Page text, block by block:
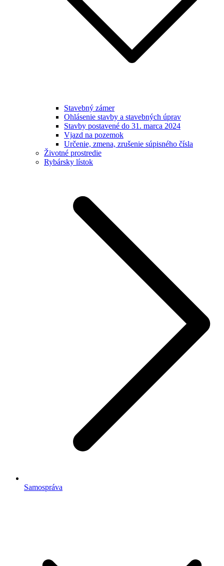
Stavebný zámer
Ohlásenie stavby a stavebných úprav
Stavby postavené do 31. marca 2024
Vjazd na pozemok
Určenie, zmena, zrušenie súpisného čísla
Životné prostredie
Rybársky lístok
Samospráva